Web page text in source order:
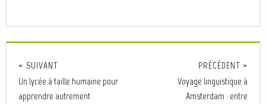
< SUIVANT
Un lycée à taille humaine pour
apprendre autrement
PRÉCÉDENT >
Voyage linguistique à
Amsterdam : entre